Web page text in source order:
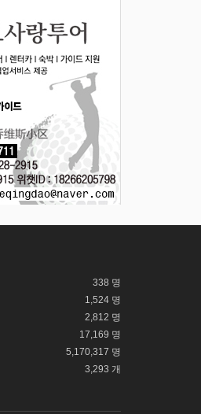
338 명
1,524 명
2,812 명
17,169 명
5,170,317 명
3,293 개